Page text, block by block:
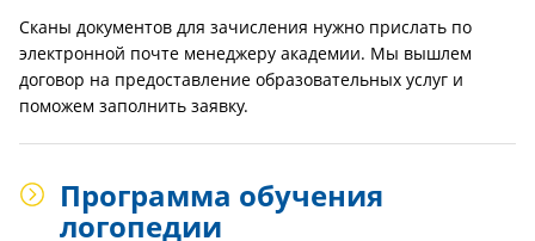
Сканы документов для зачисления нужно прислать по
электронной почте менеджеру академии. Мы вышлем
договор на предоставление образовательных услуг и
поможем заполнить заявку.
Программа обучения
логопедии